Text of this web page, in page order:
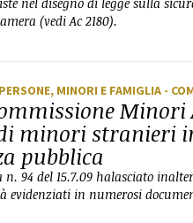
(vedi Ac 2180).
MINORI E FAMIGLIA -
Minori
minori stranieri
pubblica
94 del 15.7.09 halasciato
evidenziati in numerosi